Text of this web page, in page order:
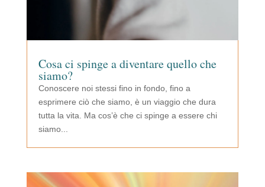
Cosa ci spinge a diventare quello che
siamo?
Conoscere noi stessi fino in fondo, fino a
esprimere ciò che siamo, è un viaggio che dura
tutta la vita. Ma cos’è che ci spinge a essere chi
siamo...